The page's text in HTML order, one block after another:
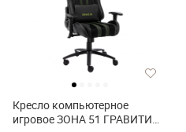
Кресло компьютерное
игровое ЗОНА 51 ГРАВИТИ